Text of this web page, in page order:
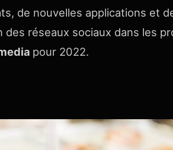
de nouvelles applications et
des réseaux sociaux dans les
pour 2022.